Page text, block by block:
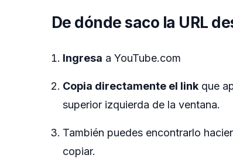
De dónde saco la URL
Ingresa a YouTube.com
Copia directamente el link que
superior izquierda de la ventana.
También puedes encontrarlo
copiar.